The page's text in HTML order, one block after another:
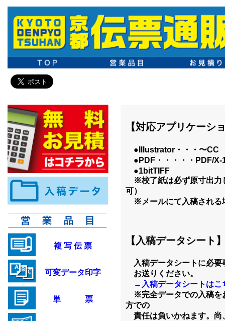
複 写 伝 票
可変データ印字
単 票
【対応アプリケーシ
●Illustrator・・・〜CC
●PDF・・・・・PDF/X-
●1bitTIFF
※校了紙は必ず原寸出力
可）
※メールにて入稿される
【入稿データシート
入稿データシートに必要
お送りください。
→入稿データシートはこ
※完全データでの入稿を
方での
責任は負いかねます。尚